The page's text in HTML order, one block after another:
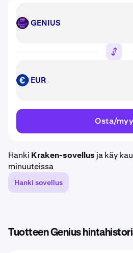
GENIUS GENIUS
EUR EUR
Osta/myy
Hanki Kraken-sovellus ja käy
minuuteissa
Hanki sovellus
Tuotteen Genius